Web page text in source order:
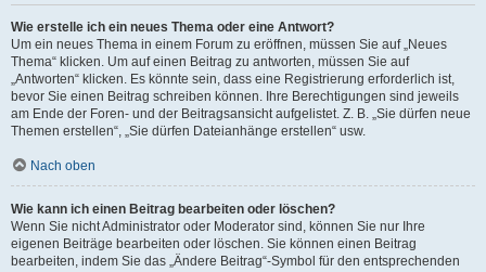
Wie erstelle ich ein neues Thema oder eine Antwort?
Um ein neues Thema in einem Forum zu eröffnen, müssen Sie auf „Neues
Thema“ klicken. Um auf einen Beitrag zu antworten, müssen Sie auf
„Antworten“ klicken. Es könnte sein, dass eine Registrierung erforderlich ist,
bevor Sie einen Beitrag schreiben können. Ihre Berechtigungen sind jeweils
am Ende der Foren- und der Beitragsansicht aufgelistet. Z. B. „Sie dürfen neue
Themen erstellen“, „Sie dürfen Dateianhänge erstellen“ usw.
Nach oben
Wie kann ich einen Beitrag bearbeiten oder löschen?
Wenn Sie nicht Administrator oder Moderator sind, können Sie nur Ihre
eigenen Beiträge bearbeiten oder löschen. Sie können einen Beitrag
bearbeiten, indem Sie das „Ändere Beitrag“-Symbol für den entsprechenden